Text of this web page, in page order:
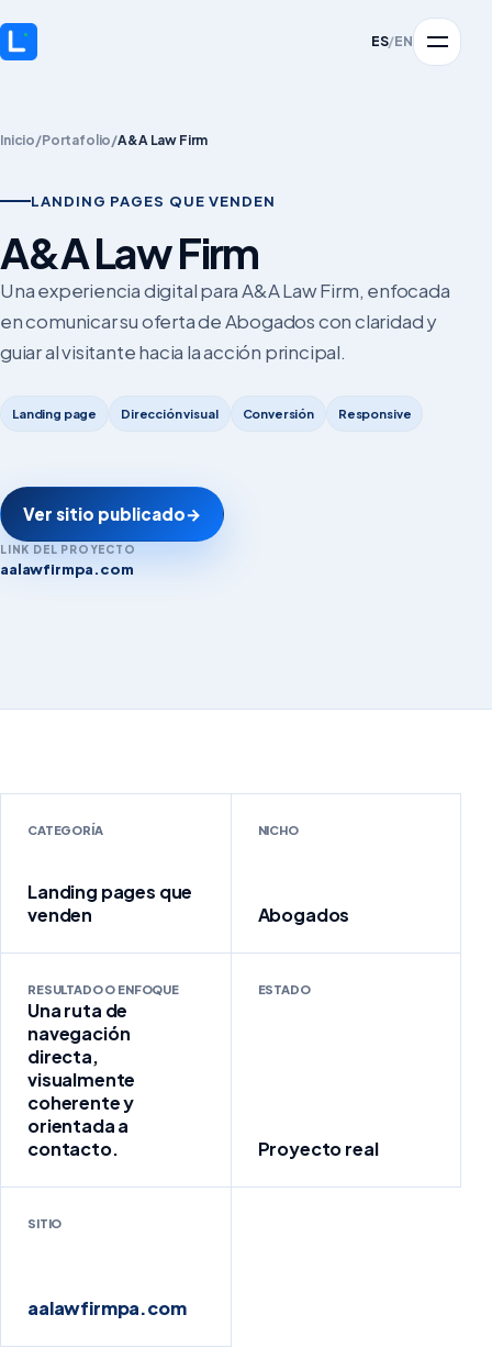
ES/EN
Inicio/Portafolio/A&A Law Firm
LANDING PAGES QUE VENDEN
A&A Law Firm
Una experiencia digital para A&A Law Firm, enfocada
en comunicar su oferta de Abogados con claridad y
guiar al visitante hacia la acción principal.
Landing page Dirección visual Conversión Responsive
Ver sitio publicado→
LINK DEL PROYECTO
aalawfirmpa.com
CATEGORÍA
Landing pages que
venden
NICHO
Abogados
RESULTADO O ENFOQUE
Una ruta de
navegación
directa,
visualmente
coherente y
orientada a
contacto.
ESTADO
Proyecto real
SITIO
aalawfirmpa.com